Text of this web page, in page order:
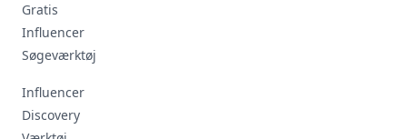
Gratis
Influencer
Søgeværktøj
Influencer
Discovery